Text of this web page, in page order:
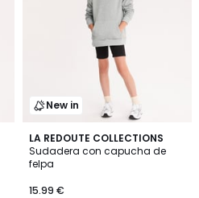
New in
LA REDOUTE COLLECTIONS
Sudadera con capucha de
felpa
15.99 €
5
Colores